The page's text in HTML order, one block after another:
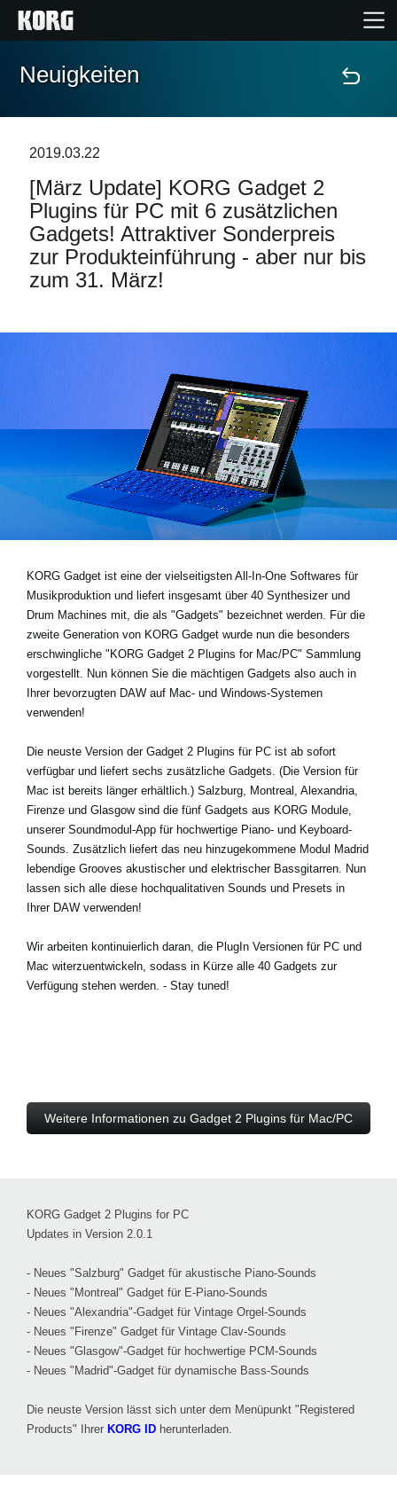
Home
Extras
Events
Support
Händlersuche
Gebiet / Land
Social Media
Über KORG
Neuigkeiten
2019.03.22
[März Update] KORG Gadget 2
Plugins für PC mit 6 zusätzlichen
Gadgets! Attraktiver Sonderpreis
zur Produkteinführung - aber nur bis
zum 31. März!
KORG Gadget ist eine der vielseitigsten All-In-One Softwares für
Musikproduktion und liefert insgesamt über 40 Synthesizer und
Drum Machines mit, die als "Gadgets" bezeichnet werden. Für die
zweite Generation von KORG Gadget wurde nun die besonders
erschwingliche "KORG Gadget 2 Plugins for Mac/PC" Sammlung
vorgestellt. Nun können Sie die mächtigen Gadgets also auch in
Ihrer bevorzugten DAW auf Mac- und Windows-Systemen
verwenden!
Die neuste Version der Gadget 2 Plugins für PC ist ab sofort
verfügbar und liefert sechs zusätzliche Gadgets. (Die Version für
Mac ist bereits länger erhältlich.) Salzburg, Montreal, Alexandria,
Firenze und Glasgow sind die fünf Gadgets aus KORG Module,
unserer Soundmodul-App für hochwertige Piano- und Keyboard-
Sounds. Zusätzlich liefert das neu hinzugekommene Modul Madrid
lebendige Grooves akustischer und elektrischer Bassgitarren. Nun
lassen sich alle diese hochqualitativen Sounds und Presets in
Ihrer DAW verwenden!
Wir arbeiten kontinuierlich daran, die PlugIn Versionen für PC und
Mac witerzuentwickeln, sodass in Kürze alle 40 Gadgets zur
Verfügung stehen werden. - Stay tuned!
Weitere Informationen zu Gadget 2 Plugins für Mac/PC
KORG Gadget 2 Plugins for PC
Updates in Version 2.0.1
- Neues "Salzburg" Gadget für akustische Piano-Sounds
- Neues "Montreal" Gadget für E-Piano-Sounds
- Neues "Alexandria"-Gadget für Vintage Orgel-Sounds
- Neues "Firenze" Gadget für Vintage Clav-Sounds
- Neues "Glasgow"-Gadget für hochwertige PCM-Sounds
- Neues "Madrid"-Gadget für dynamische Bass-Sounds
Die neuste Version lässt sich unter dem Menüpunkt "Registered
Products" Ihrer KORG ID herunterladen.